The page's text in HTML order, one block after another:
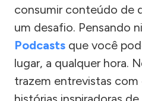
consumir conteúdo de
um desafio. Pensando
Podcasts que você
lugar, a qualquer hora.
trazem entrevistas com